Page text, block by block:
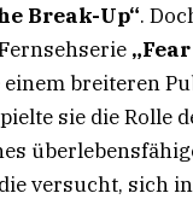
Break-Up“.
einem breiteren
sie die Rolle
versucht, sich